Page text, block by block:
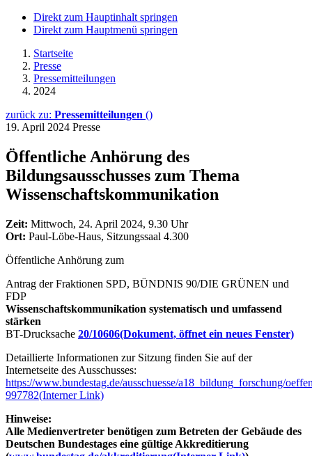
Direkt zum Hauptinhalt springen
Direkt zum Hauptmenü springen
Startseite
Presse
Pressemitteilungen
2024
zurück zu: Pressemitteilungen ()
19. April 2024 Presse
Öffentliche Anhörung des
Bildungsausschusses zum Thema
Wissenschaftskommunikation
Zeit: Mittwoch, 24. April 2024, 9.30 Uhr
Ort: Paul-Löbe-Haus, Sitzungssaal 4.300
Öffentliche Anhörung zum
Antrag der Fraktionen SPD, BÜNDNIS 90/DIE GRÜNEN und
FDP
Wissenschaftskommunikation systematisch und umfassend
stärken
BT-Drucksache 20/10606(Dokument, öffnet ein neues Fenster)
Detaillierte Informationen zur Sitzung finden Sie auf der
Internetseite des Ausschusses:
https://www.bundestag.de/ausschuesse/a18_bildung_forschung/
997782(Interner Link)
Hinweise:
Alle Medienvertreter benötigen zum Betreten der Gebäude des
Deutschen Bundestages eine gültige Akkreditierung